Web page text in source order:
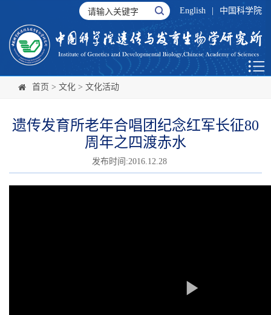
English 中国科学院
首页 > 文化 > 文化活动
遗传发育所老年合唱团纪念红军长征80
周年之四渡赤水
发布时间:2016.12.28